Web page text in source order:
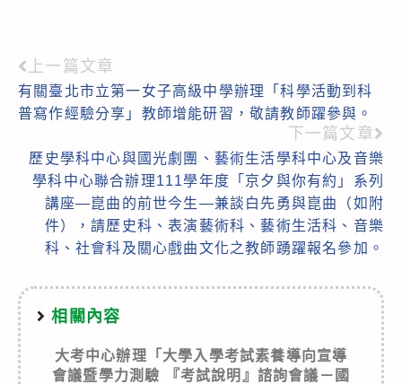
Read
more
上一篇文章
有關臺北市立第一女子高級中學辦理「科學活動到科
普寫作經驗分享」教師增能研習，敬請教師躍參與。
下一篇文章
歷史學科中心與國光劇團、藝術生活學科中心及音樂
學科中心聯合辦理111學年度「京夕與你有約」系列
講座—崑曲的前世今生—兼談白先勇與崑曲（如附
件），請歷史科、表演藝術科、藝術生活科、音樂
科、社會科及關心戲曲文化之教師踴躍報名參加。
相關內容
大考中心辦理「大學入學考試素養導向宣導
會議暨學力測驗 『考試說明』諮詢會議－國